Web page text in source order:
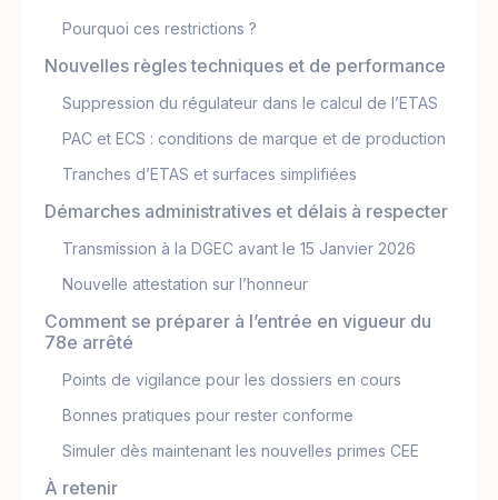
Pourquoi ces restrictions ?
Nouvelles règles techniques et de performance
Suppression du régulateur dans le calcul de l’ETAS
PAC et ECS : conditions de marque et de production
Tranches d’ETAS et surfaces simplifiées
Démarches administratives et délais à respecter
Transmission à la DGEC avant le 15 Janvier 2026
Nouvelle attestation sur l’honneur
Comment se préparer à l’entrée en vigueur du
78e arrêté
Points de vigilance pour les dossiers en cours
Bonnes pratiques pour rester conforme
Simuler dès maintenant les nouvelles primes CEE
À retenir